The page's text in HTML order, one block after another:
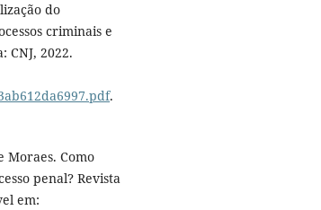
do
criminais e
CNJ, 2022.
.
Moraes. Como
penal? Revista
em: